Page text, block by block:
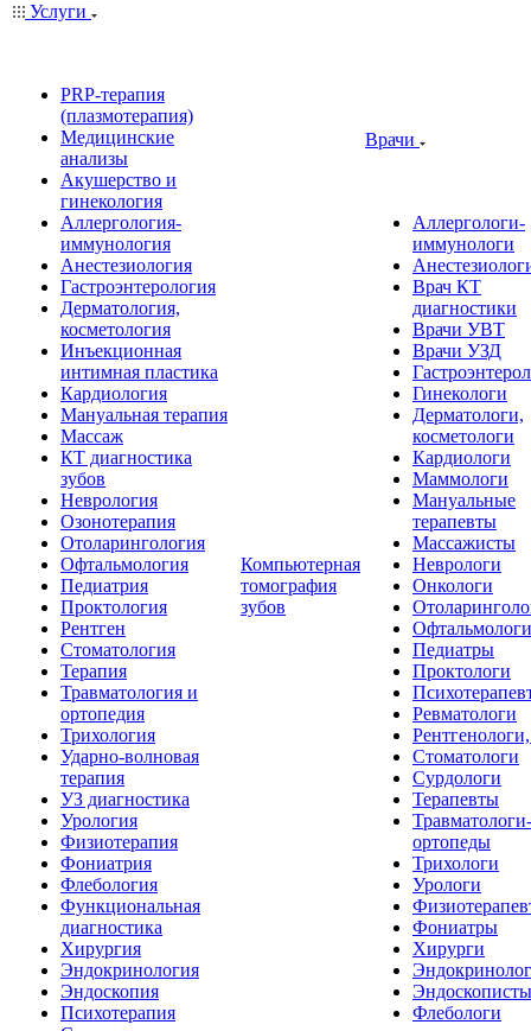
Услуги
PRP-терапия
(плазмотерапия)
Медицинские
анализы
Акушерство и
гинекология
Аллергология-
иммунология
Анестезиология
Гастроэнтерология
Дерматология,
косметология
Инъекционная
интимная пластика
Кардиология
Мануальная терапия
Массаж
КТ диагностика
зубов
Неврология
Озонотерапия
Отоларингология
Офтальмология
Педиатрия
Проктология
Рентген
Стоматология
Терапия
Травматология и
ортопедия
Трихология
Ударно-волновая
терапия
УЗ диагностика
Урология
Физиотерапия
Фониатрия
Флебология
Функциональная
диагностика
Хирургия
Эндокринология
Эндоскопия
Психотерапия
Компьютерная
томография
зубов
Врачи
Аллергологи-
иммунологи
Врач КТ
диагностики
Врачи УВТ
Врачи УЗД
Гинекологи
Дерматологи,
косметологи
Кардиологи
Маммологи
Мануальные
терапевты
Массажисты
Неврологи
Онкологи
Офтальмологи
Педиатры
Проктологи
Ревматологи
Стоматологи
Сурдологи
Терапевты
Травматологи-
ортопеды
Трихологи
Урологи
Фониатры
Хирурги
Эндоскописты
Флебологи